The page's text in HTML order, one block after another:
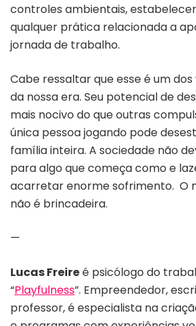
controles ambientais,
qualquer prática relacionada a
jornada de trabalho.
Cabe ressaltar que esse é um
da nossa era. Seu potencial de
mais nocivo do que outras
única pessoa jogando pode
família inteira. A sociedade não
para algo que começa como e
acarretar enorme sofrimento. O
não é brincadeira.
—
Lucas Freireé psicólogo do
“Playfulness”. Empreendedor,
professor, é especialista na